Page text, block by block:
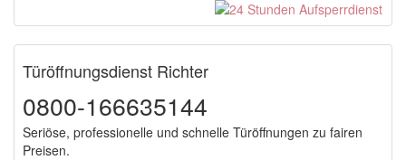
Türöffnungsdienst Richter
0800-166635144
Seriöse, professionelle und schnelle Türöffnungen zu fairen
Preisen.